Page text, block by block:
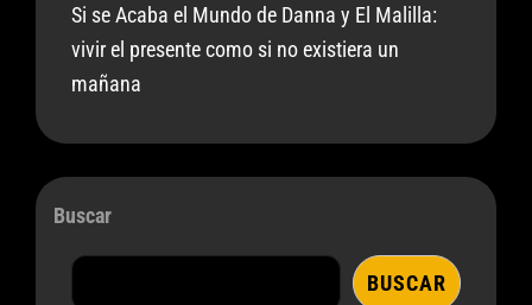
Si se Acaba el Mundo de Danna y El Malilla:
vivir el presente como si no existiera un
mañana
Buscar
BUSCAR